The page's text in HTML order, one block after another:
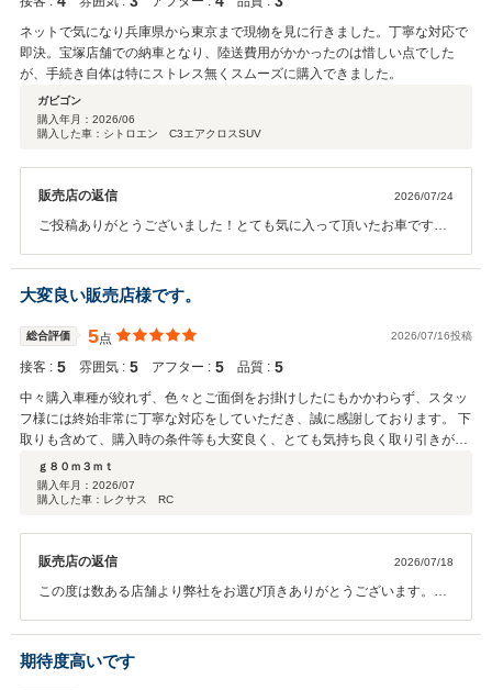
ネットで気になり兵庫県から東京まで現物を見に行きました。丁寧な対応で
即決。宝塚店舗での納車となり、陸送費用がかかったのは惜しい点でした
が、手続き自体は特にストレス無くスムーズに購入できました。
ガビゴン
購入年月： 2026/06
購入した車：シトロエン C3エアクロスSUV
販売店の返信 2026/07/24
ご投稿ありがとうございました！とても気に入って頂いたお車ですか
限サポートをさせて頂きます。いつでも弊社へご相談ください。今後
とも宜しくお願い致します。
大変良い販売店様です。
総合評価 5点 2026/07/16投稿
接客 : 5 雰囲気 : 5 アフター : 5 品質 : 5
中々購入車種が絞れず、色々とご面倒をお掛けしたにもかかわらず、スタッ
フ様には終始非常に丁寧な対応をしていただき、誠に感謝しております。 下
取りも含めて、購入時の条件等も大変良く、とても気持ち良く取り引きがで
きました。 納車までの段取りも手早く進めていただき、車も素晴らしい状態
で、何一つ不満は無く大変満足しております。 ロータスやTVR等も普通に扱
われているので、敷居が高いのではと勝手に思っていましたが、全くそんな
ｇ８０ｍ３ｍｔ
購入年月： 2026/07
購入した車：レクサス RC
販売店の返信 2026/07/18
この度は数ある店舗より弊社をお選び頂きありがとうございます。
乗り頂けるようお手伝いをさせて頂ければと思っております。今後と
もどうぞ宜しくお願いいたします。この度は誠にありがとうございま
期待度高いです